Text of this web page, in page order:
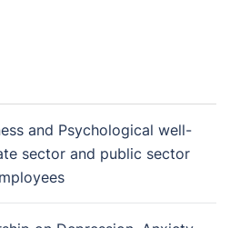
and Psychological well-
sector and public sector